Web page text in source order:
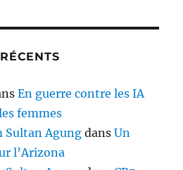
En guerre contre les IA
femmes
Sultan Agung dansUn
l’Arizona